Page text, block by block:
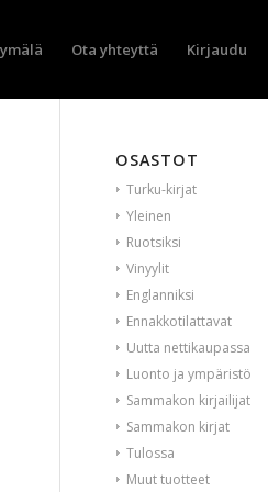
Ota yhteyttä Kirjaudu
OSASTOT
Turku-kirjat
Yleinen
Ruotsiksi
Vinyylit
Englanniksi
Ennakkotilattavat
Uutta nettikaupassa
Luonto ja ympäristö
Sammakon kirjailijat
Sammakon kirjat
Tulossa
Muut tuotteet